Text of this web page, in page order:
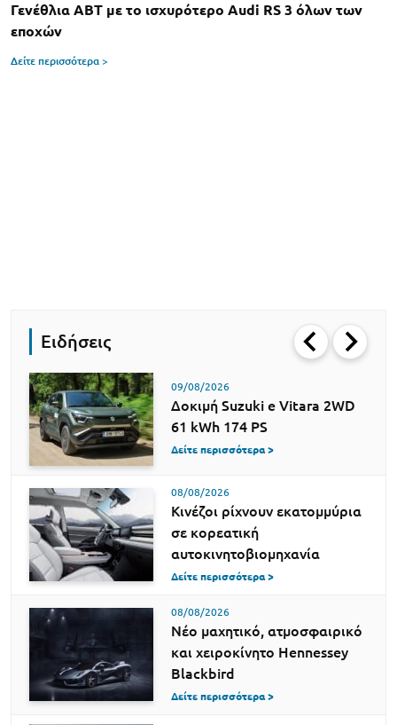
Γενέθλια ABT με το ισχυρότερο Audi RS 3 όλων των
εποχών
Δείτε περισσότερα >
Ειδήσεις
09/08/2026
Δοκιμή Suzuki e Vitara 2WD
61 kWh 174 PS
Δείτε περισσότερα >
08/08/2026
Κινέζοι ρίχνουν εκατομμύρια
σε κορεατική
αυτοκινητοβιομηχανία
Δείτε περισσότερα >
08/08/2026
Νέο μαχητικό, ατμοσφαιρικό
και χειροκίνητο Hennessey
Blackbird
Δείτε περισσότερα >